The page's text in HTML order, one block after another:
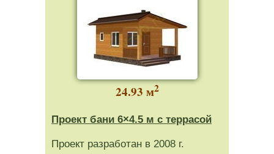
24.93 м2
Проект бани 6×4.5 м с террасой
Проект разработан в 2008 г.